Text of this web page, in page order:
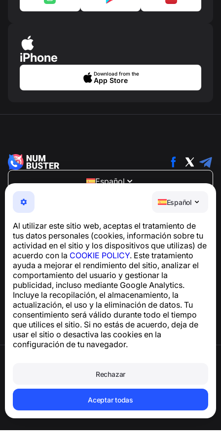
Español
Al utilizar este sitio web, aceptas el tratamiento de
tus datos personales (cookies, información sobre tu
actividad en el sitio y los dispositivos que utilizas) de
acuerdo con la COOKIE POLICY. Este tratamiento
ayuda a mejorar el rendimiento del sitio, analizar el
comportamiento del usuario y gestionar la
publicidad, incluso mediante Google Analytics.
Incluye la recopilación, el almacenamiento, la
actualización, el uso y la eliminación de datos. Tu
consentimiento será válido durante todo el tiempo
que utilices el sitio. Si no estás de acuerdo, deja de
usar el sitio o desactiva las cookies en la
configuración de tu navegador.
Rechazar
Aceptar todas
iPhone
Download from the
App Store
Español
NumBuster © 2013—2026 ·
support@numbuster.com
Una aplicación fácil de usar que te protege de estafas
Para consultas sobre el cumplimiento del RGPD:
support@numbuster.com
Centro de ayuda
Noticias y artículos
Sobre el proyecto
Contactos
Eliminar la cuenta y los datos personales